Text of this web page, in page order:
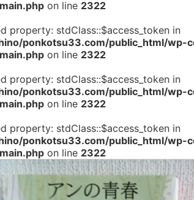
on line 2322
property: stdClass::$access_token in
ponkotsu33.com/public_html/wp-
on line 2322
property: stdClass::$access_token in
ponkotsu33.com/public_html/wp-
on line 2322
property: stdClass::$access_token in
ponkotsu33.com/public_html/wp-
on line 2322